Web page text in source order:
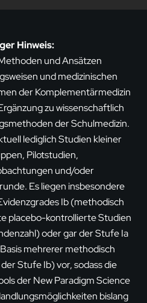
Hinweis:
und Ansätzen
und medizinischen
der Komplementärmedizin
zu wissenschaftlich
der Schulmedizin.
lediglich Studien kleiner
Pilotstudien,
und/oder
Es liegen insbesondere
Ib (methodisch
placebo-kontrollierte Studien
oder gar der Stufe Ia
mehrerer methodisch
Stufe Ib) vor, sodass die
der New Paradigm Science
bislang